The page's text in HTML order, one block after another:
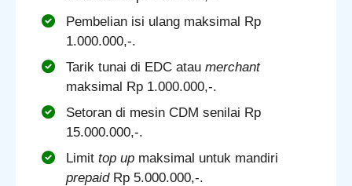
Pembelian isi ulang maksimal Rp
1.000.000,-.
Tarik tunai di EDC atau merchant
maksimal Rp 1.000.000,-.
Setoran di mesin CDM senilai Rp
15.000.000,-.
Limit top up maksimal untuk mandiri
prepaidRp 5.000.000,-.